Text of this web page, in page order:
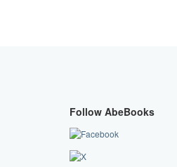
Follow AbeBooks